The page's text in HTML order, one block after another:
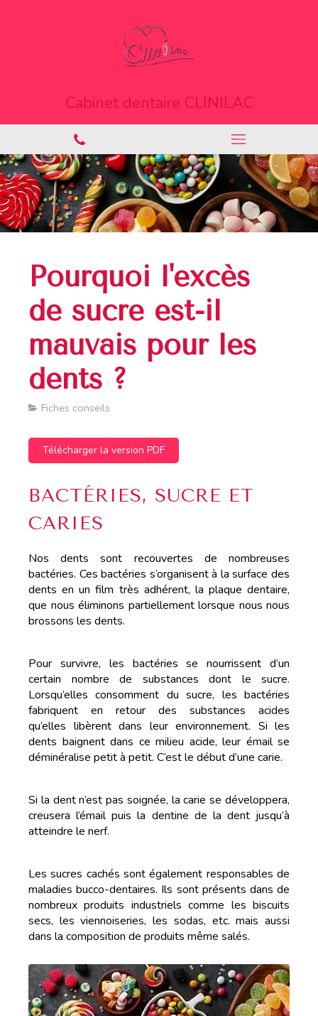
Cabinet dentaire CLINILAC
Pourquoi l'excès
de sucre est-il
mauvais pour les
dents ?
Fiches conseils
Télécharger la version PDF
BACTÉRIES, SUCRE ET
CARIES
Nos dents sont recouvertes de nombreuses
bactéries. Ces bactéries s’organisent à la surface des
dents en un film très adhérent, la plaque dentaire,
que nous éliminons partiellement lorsque nous nous
brossons les dents.
Pour survivre, les bactéries se nourrissent d’un
certain nombre de substances dont le sucre.
Lorsqu’elles consomment du sucre, les bactéries
fabriquent en retour des substances acides
qu’elles libèrent dans leur environnement. Si les
dents baignent dans ce milieu acide, leur émail se
déminéralise petit à petit. C’est le début d’une carie.
Si la dent n’est pas soignée, la carie se développera,
creusera l’émail puis la dentine de la dent jusqu’à
atteindre le nerf.
Les sucres cachés sont également responsables de
maladies bucco-dentaires. Ils sont présents dans de
nombreux produits industriels comme les biscuits
secs, les viennoiseries, les sodas, etc. mais aussi
dans la composition de produits même salés.